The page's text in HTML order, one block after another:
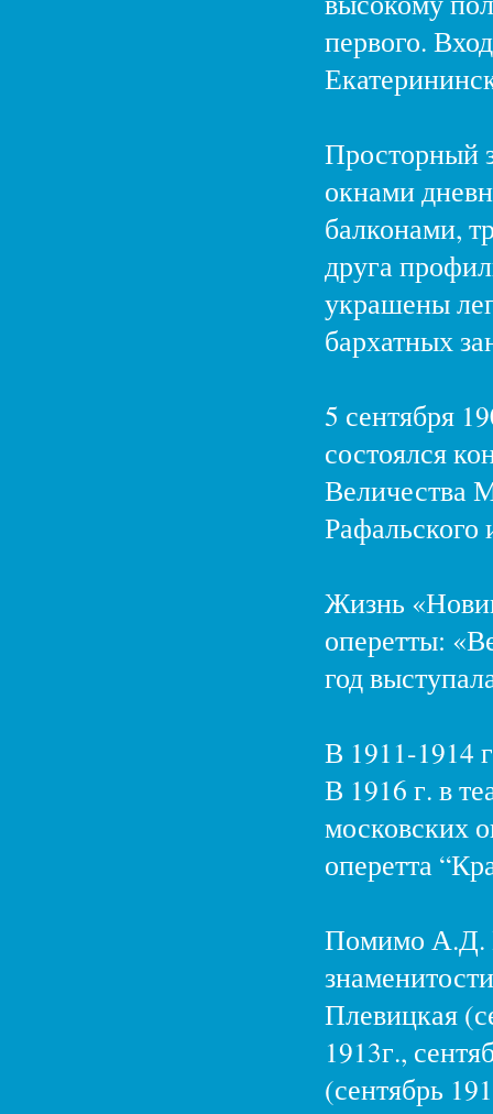
первого.
Просторный
окнами
балконами,
друга
украшены
бархатных
5 сентября
состоялся
Величества
Рафальского
Жизнь
оперетты:
год
В 1911-1914
В 1916 г. в
московских
оперетта
Помимо А.Д.
Плевицкая
1913г.,
(сентябрь